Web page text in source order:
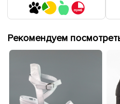
Рекомендуем